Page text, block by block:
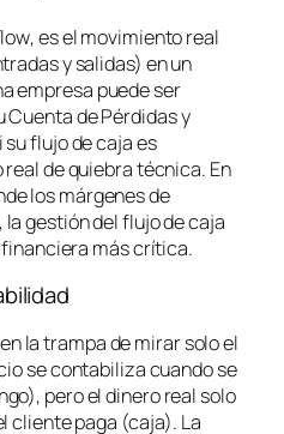
, es el movimiento real
y salidas) en un
empresa puede ser
de Pérdidas y
flujo de caja es
de quiebra técnica. En
los márgenes de
gestión del flujo de caja
más crítica.
la trampa de mirar solo el
se contabiliza cuando se
pero el dinero real solo
cliente paga (caja). La